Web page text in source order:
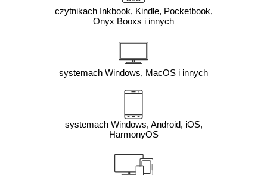
czytnikach Inkbook, Kindle, Pocketbook,
Onyx Booxs i innych
systemach Windows, MacOS i innych
systemach Windows, Android, iOS,
HarmonyOS